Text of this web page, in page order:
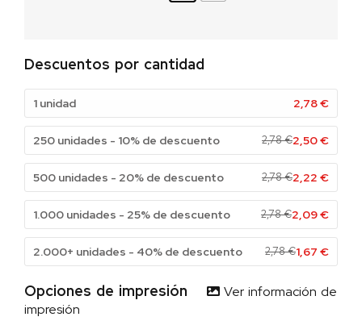
Descuentos por cantidad
1 unidad 2,78€
250 unidades - 10% de descuento 2,78€2,50€
500 unidades - 20% de descuento 2,78€2,22 €
1.000 unidades - 25% de descuento 2,78€2,09€
2.000+ unidades - 40% de descuento 2,78€1,67 €
Opciones de impresión
Ver información de
impresión